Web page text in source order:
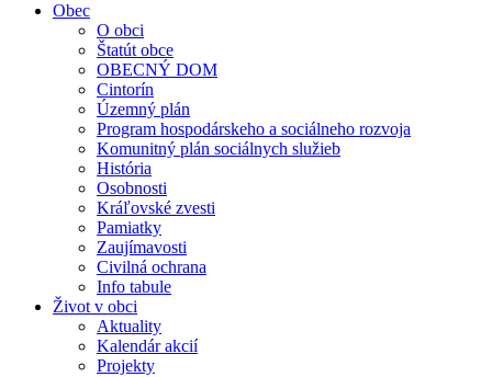
Obec
O obci
Štatút obce
OBECNÝ DOM
Cintorín
Územný plán
Program hospodárskeho a sociálneho rozvoja
Komunitný plán sociálnych služieb
História
Osobnosti
Kráľovské zvesti
Pamiatky
Zaujímavosti
Civilná ochrana
Info tabule
Život v obci
Aktuality
Kalendár akcií
Projekty